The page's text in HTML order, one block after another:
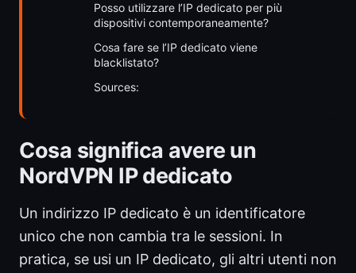
Posso utilizzare l’IP dedicato per più
dispositivi contemporaneamente?
Cosa fare se l’IP dedicato viene
blacklistato?
Sources:
Cosa significa avere un
NordVPN IP dedicato
Un indirizzo IP dedicato è un identificatore
unico che non cambia tra le sessioni. In
pratica, se usi un IP dedicato, gli altri utenti non